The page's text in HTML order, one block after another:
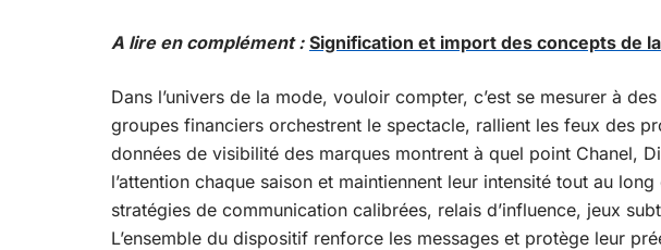
A lire en complément : Signification et import des concepts de
Dans l’univers de la mode, vouloir compter, c’est se mesurer à
groupes financiers orchestrent le spectacle, rallient les feux des
données de visibilité des marques montrent à quel point Chanel,
l’attention chaque saison et maintiennent leur intensité tout au long
stratégies de communication calibrées, relais d’influence, jeux
L’ensemble du dispositif renforce les messages et protège leur